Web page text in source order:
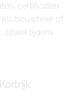
certificaten
als bouwheer of
zowel tijdens